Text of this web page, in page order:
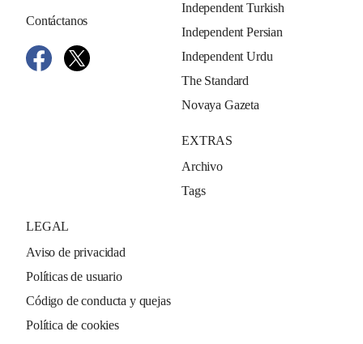
Contáctanos
Independent Turkish
Independent Persian
Independent Urdu
The Standard
Novaya Gazeta
EXTRAS
Archivo
Tags
LEGAL
Aviso de privacidad
Políticas de usuario
Código de conducta y quejas
Política de cookies